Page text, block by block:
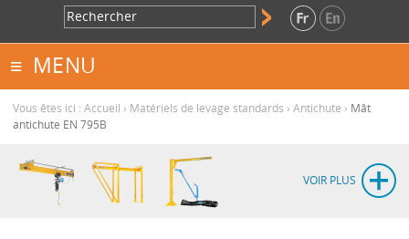
MENU
Vous êtes ici : Accueil › Matériels de levage standards › Antichute › Mât
antichute EN 795B
VOIR PLUS